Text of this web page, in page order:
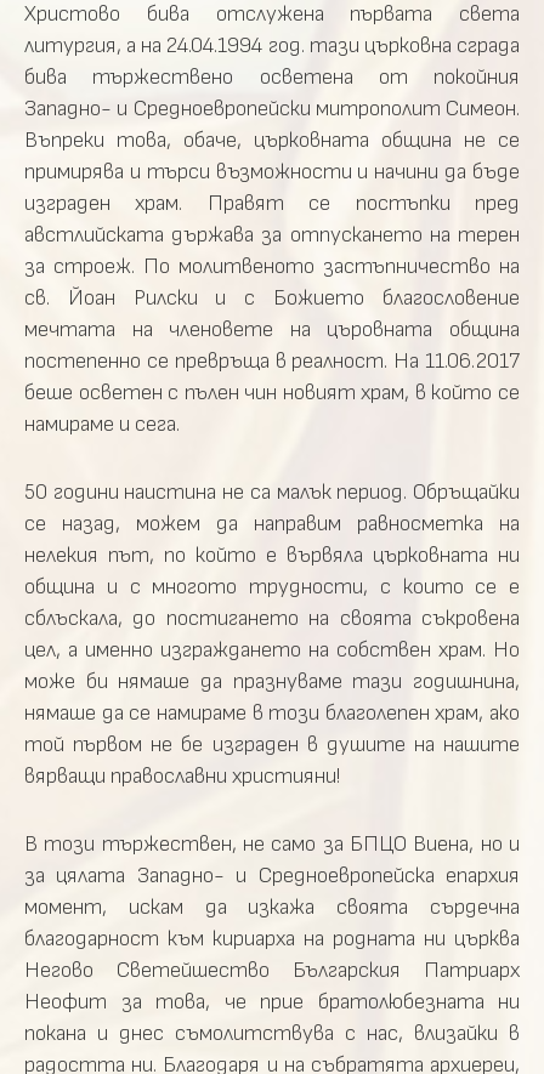
Христово бива отслужена първата света
литургия, а на 24.04.1994 год. тази църковна сграда
бива тържествено осветена от покойния
Западно- и Средноевропейски митрополит Симеон.
Въпреки това, обаче, църковната община не се
примирява и търси възможности и начини да бъде
изграден храм. Правят се постъпки пред
австлийската държава за отпускането на терен
за строеж. По молитвеното застъпничество на
св. Йоан Рилски и с Божието благословение
мечтата на членовете на църовната община
постепенно се превръща в реалност. На 11.06.2017
беше осветен с пълен чин новият храм, в който се
намираме и сега.
50 години наистина не са малък период. Обръщайки
се назад, можем да направим равносметка на
нелекия път, по който е вървяла църковната ни
община и с многото трудности, с които се е
сблъскала, до постигането на своята съкровена
цел, а именно изграждането на собствен храм. Но
може би нямаше да празнуваме тази годишнина,
нямаше да се намираме в този благолепен храм, ако
той първом не бе изграден в душите на нашите
вярващи православни християни!
В този тържествен, не само за БПЦО Виена, но и
за цялата Западно- и Средноевропейска епархия
момент, искам да изкажа своята сърдечна
благодарност към кириарха на родната ни църква
Негово Светейшество Българския Патриарх
Неофит за това, че прие братолюбезната ни
покана и днес съмoлитствува с нас, влизайки в
радостта ни. Благодаря и на събратята архиереи,